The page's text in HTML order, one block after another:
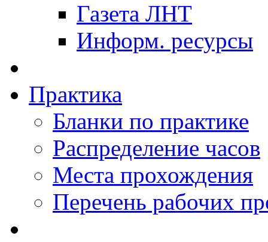
Газета ЛНТ
Информ. ресурсы
Практика
Бланки по практике
Распределение часов
Места прохождения
Перечень рабочих